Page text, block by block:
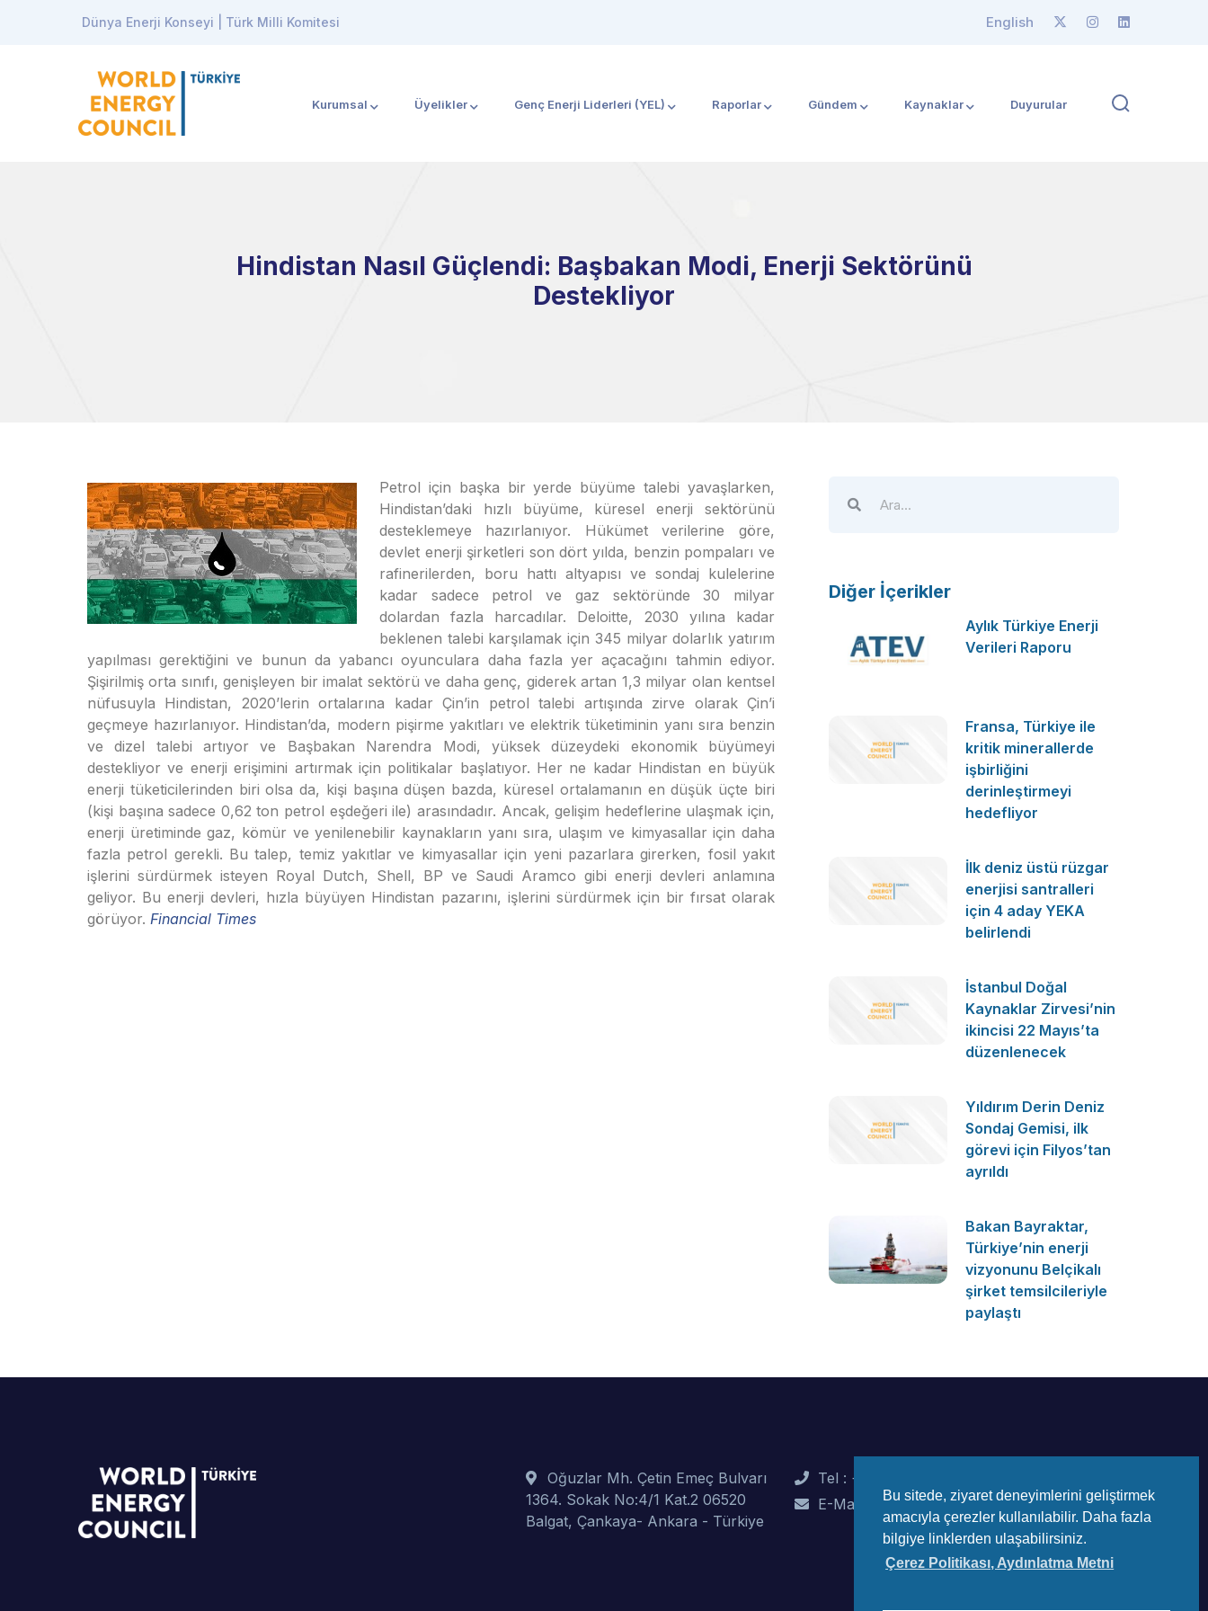
Dünya Enerji Konseyi | Türk Milli Komitesi English
Kurumsal Üyelikler Genç Enerji Liderleri (YEL) Raporlar Gündem Kaynaklar Duyurular
Hindistan Nasıl Güçlendi: Başbakan Modi, Enerji Sektörünü
Destekliyor
Petrol için başka bir yerde büyüme talebi yavaşlarken,
Hindistan’daki hızlı büyüme, küresel enerji sektörünü
desteklemeye hazırlanıyor. Hükümet verilerine göre,
devlet enerji şirketleri son dört yılda, benzin pompaları ve
rafinerilerden, boru hattı altyapısı ve sondaj kulelerine
kadar sadece petrol ve gaz sektöründe 30 milyar
dolardan fazla harcadılar. Deloitte, 2030 yılına kadar
beklenen talebi karşılamak için 345 milyar dolarlık yatırım
yapılması gerektiğini ve bunun da yabancı oyunculara daha fazla yer açacağını tahmin ediyor.
Şişirilmiş orta sınıfı, genişleyen bir imalat sektörü ve daha genç, giderek artan 1,3 milyar olan kentsel
nüfusuyla Hindistan, 2020’lerin ortalarına kadar Çin’in petrol talebi artışında zirve olarak Çin’i
geçmeye hazırlanıyor. Hindistan’da, modern pişirme yakıtları ve elektrik tüketiminin yanı sıra benzin
ve dizel talebi artıyor ve Başbakan Narendra Modi, yüksek düzeydeki ekonomik büyümeyi
destekliyor ve enerji erişimini artırmak için politikalar başlatıyor. Her ne kadar Hindistan en büyük
enerji tüketicilerinden biri olsa da, kişi başına düşen bazda, küresel ortalamanın en düşük üçte biri
(kişi başına sadece 0,62 ton petrol eşdeğeri ile) arasındadır. Ancak, gelişim hedeflerine ulaşmak için,
enerji üretiminde gaz, kömür ve yenilenebilir kaynakların yanı sıra, ulaşım ve kimyasallar için daha
fazla petrol gerekli. Bu talep, temiz yakıtlar ve kimyasallar için yeni pazarlara girerken, fosil yakıt
işlerini sürdürmek isteyen Royal Dutch, Shell, BP ve Saudi Aramco gibi enerji devleri anlamına
geliyor. Bu enerji devleri, hızla büyüyen Hindistan pazarını, işlerini sürdürmek için bir fırsat olarak
görüyor. Financial Times
Diğer İçerikler
Aylık Türkiye Enerji
Verileri Raporu
Fransa, Türkiye ile
kritik minerallerde
işbirliğini
derinleştirmeyi
hedefliyor
İlk deniz üstü rüzgar
enerjisi santralleri
için 4 aday YEKA
belirlendi
İstanbul Doğal
Kaynaklar Zirvesi’nin
ikincisi 22 Mayıs’ta
düzenlenecek
Yıldırım Derin Deniz
Sondaj Gemisi, ilk
görevi için Filyos’tan
ayrıldı
Bakan Bayraktar,
Türkiye’nin enerji
vizyonunu Belçikalı
şirket temsilcileriyle
paylaştı
Oğuzlar Mh. Çetin Emeç Bulvarı
1364. Sokak No:4/1 Kat.2 06520
Balgat, Çankaya- Ankara - Türkiye
Tel : +90 (312) 442 82 78
E-Mail : info@wec-turkiye.org.tr
Bu sitede, ziyaret deneyimlerini geliştirmek
amacıyla çerezler kullanılabilir. Daha fazla
bilgiye linklerden ulaşabilirsiniz.
Çerez Politikası, Aydınlatma Metni